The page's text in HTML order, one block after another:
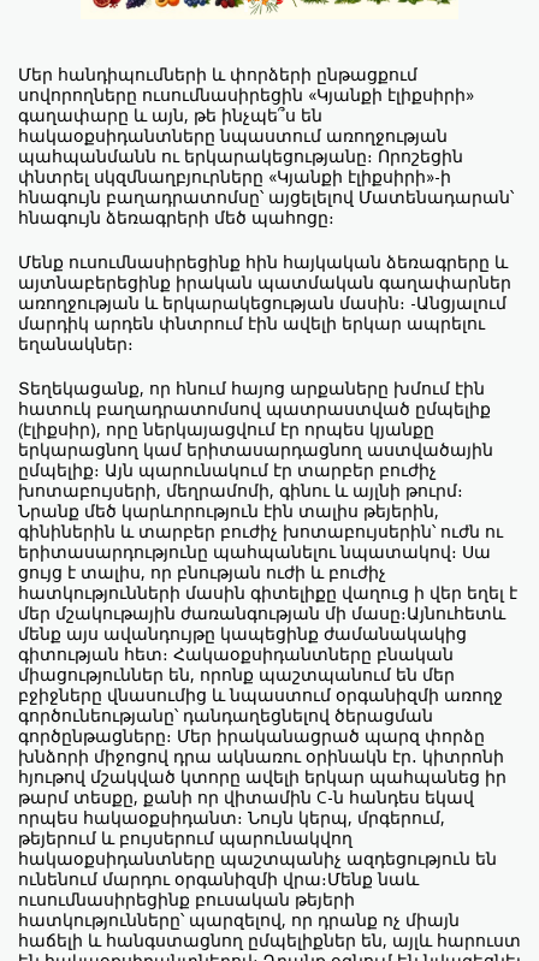
Մեր հանդիպումների և փորձերի ընթացքում
սովորողները ուսումնասիրեցին «Կյանքի էլիքսիրի»
գաղափարը և այն, թե ինչպե՞ս են
հակաօքսիդանտները նպաստում առողջության
պահպանմանն ու երկարակեցությանը։ Որոշեցին
փնտրել սկզմնաղբյուրները «Կյանքի էլիքսիրի»-ի
հնագույն բաղադրատոմսը՝ այցելելով Մատենադարան՝
հնագույն ձեռագրերի մեծ պահոցը։
Մենք ուսումնասիրեցինք հին հայկական ձեռագրերը և
այտնաբերեցինք իրական պատմական գաղափարներ
առողջության և երկարակեցության մասին։ -Անցյալում
մարդիկ արդեն փնտրում էին ավելի երկար ապրելու
եղանակներ։
Տեղեկացանք, որ հնում հայոց արքաները խմում էին
հատուկ բաղադրատոմսով պատրաստված ըմպելիք
(էլիքսիր), որը ներկայացվում էր որպես կյանքը
երկարացնող կամ երիտասարդացնող աստվածային
ըմպելիք։ Այն պարունակում էր տարբեր բուժիչ
խոտաբույսերի, մեղրամոմի, գինու և այլնի թուրմ։
Նրանք մեծ կարևորություն էին տալիս թեյերին,
գինիներին և տարբեր բուժիչ խոտաբույսերին՝ ուժն ու
երիտասարդությունը պահպանելու նպատակով։ Սա
ցույց է տալիս, որ բնության ուժի և բուժիչ
հատկությունների մասին գիտելիքը վաղուց ի վեր եղել է
մեր մշակութային ժառանգության մի մասը։Այնուհետև
մենք այս ավանդույթը կապեցինք ժամանակակից
գիտության հետ։ Հակաօքսիդանտները բնական
միացություններ են, որոնք պաշտպանում են մեր
բջիջները վնասումից և նպաստում օրգանիզմի առողջ
գործունեությանը՝ դանդաղեցնելով ծերացման
գործընթացները։ Մեր իրականացրած պարզ փորձը
խնձորի միջոցով դրա ակնառու օրինակն էր․ կիտրոնի
հյութով մշակված կտորը ավելի երկար պահպանեց իր
թարմ տեսքը, քանի որ վիտամին C-ն հանդես եկավ
որպես հակաօքսիդանտ։ Նույն կերպ, մրգերում,
թեյերում և բույսերում պարունակվող
հակաօքսիդանտները պաշտպանիչ ազդեցություն են
ունենում մարդու օրգանիզմի վրա։Մենք նաև
ուսումնասիրեցինք բուսական թեյերի
հատկությունները՝ պարզելով, որ դրանք ոչ միայն
հաճելի և հանգստացնող ըմպելիքներ են, այլև հարուստ